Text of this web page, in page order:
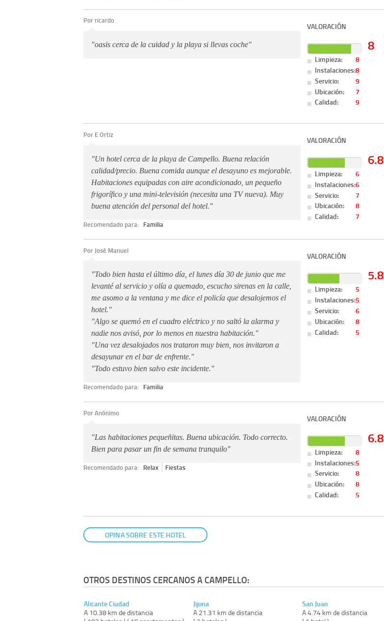
Por ricardo
"oasis cerca de la cuidad y la playa si llevas coche"
VALORACIÓN
8
Limpieza:
8
Instalaciones:8
Servicio:
9
Ubicación:
7
Calidad:
9
Por E Ortiz
"Un hotel cerca de la playa de Campello. Buena relación
calidad/precio. Buena comida aunque el desayuno es mejorable.
Habitaciones equipadas con aire acondicionado, un pequeño
frigorífico y una mini-televisión (necesita una TV nueva). Muy
buena atención del personal del hotel."
Recomendado para: Familia
VALORACIÓN
6.8
Limpieza:
6
Instalaciones:6
Servicio:
7
Ubicación:
8
Calidad:
7
Por José Manuel
"Todo bien hasta el último día, el lunes día 30 de junio que me
levanté al servicio y olía a quemado, escucho sirenas en la calle,
me asomo a la ventana y me dice el policía que desalojemos el
hotel."
"Algo se quemó en el cuadro eléctrico y no saltó la alarma y
nadie nos avisó, por lo menos en nuestra habitación."
"Una vez desalojados nos trataron muy bien, nos invitaron a
desayunar en el bar de enfrente."
"Todo estuvo bien salvo este incidente."
Recomendado para: Familia
VALORACIÓN
5.8
Limpieza:
5
Instalaciones:5
Servicio:
6
Ubicación:
8
Calidad:
5
Por Anónimo
"Las habitaciones pequeñitas. Buena ubicación. Todo correcto.
Bien para pasar un fin de semana tranquilo"
Recomendado para: Relax Fiestas
VALORACIÓN
6.8
Limpieza:
8
Instalaciones:5
Servicio:
8
Ubicación:
8
Calidad:
5
OPINA SOBRE ESTE HOTEL
OTROS DESTINOS CERCANOS A CAMPELLO:
Alicante Ciudad
A 10.38 km de distancia
Jijona
A 21.31 km de distancia
San Juan
A 4.74 km de distancia